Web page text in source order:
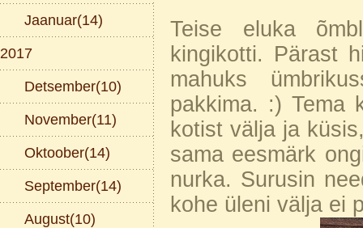
Jaanuar(14)
2017
Detsember(10)
November(11)
Oktoober(14)
September(14)
August(10)
Teise eluka
kingikotti. Pärast
mahuks
pakkima. :) Tema
kotist välja ja
sama eesmärk
nurka. Surusin
kohe üleni välja ei